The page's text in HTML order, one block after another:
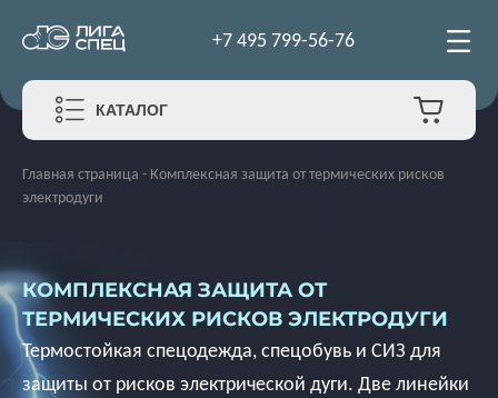
+7 495 799-56-76
КАТАЛОГ
Главная страница - Комплексная защита от термических рисков
электродуги
КОМПЛЕКСНАЯ ЗАЩИТА ОТ
ТЕРМИЧЕСКИХ РИСКОВ ЭЛЕКТРОДУГИ
Термостойкая спецодежда, спецобувь и СИЗ для
защиты от рисков электрической дуги. Две линейки